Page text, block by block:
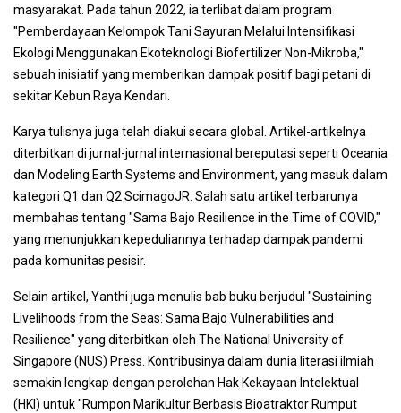
masyarakat. Pada tahun 2022, ia terlibat dalam program
"Pemberdayaan Kelompok Tani Sayuran Melalui Intensifikasi
Ekologi Menggunakan Ekoteknologi Biofertilizer Non-Mikroba,"
sebuah inisiatif yang memberikan dampak positif bagi petani di
sekitar Kebun Raya Kendari.
Karya tulisnya juga telah diakui secara global. Artikel-artikelnya
diterbitkan di jurnal-jurnal internasional bereputasi seperti Oceania
dan Modeling Earth Systems and Environment, yang masuk dalam
kategori Q1 dan Q2 ScimagoJR. Salah satu artikel terbarunya
membahas tentang "Sama Bajo Resilience in the Time of COVID,"
yang menunjukkan kepeduliannya terhadap dampak pandemi
pada komunitas pesisir.
Selain artikel, Yanthi juga menulis bab buku berjudul "Sustaining
Livelihoods from the Seas: Sama Bajo Vulnerabilities and
Resilience" yang diterbitkan oleh The National University of
Singapore (NUS) Press. Kontribusinya dalam dunia literasi ilmiah
semakin lengkap dengan perolehan Hak Kekayaan Intelektual
(HKI) untuk "Rumpon Marikultur Berbasis Bioatraktor Rumput